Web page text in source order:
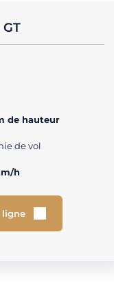
de hauteur
de vol
h
ligne